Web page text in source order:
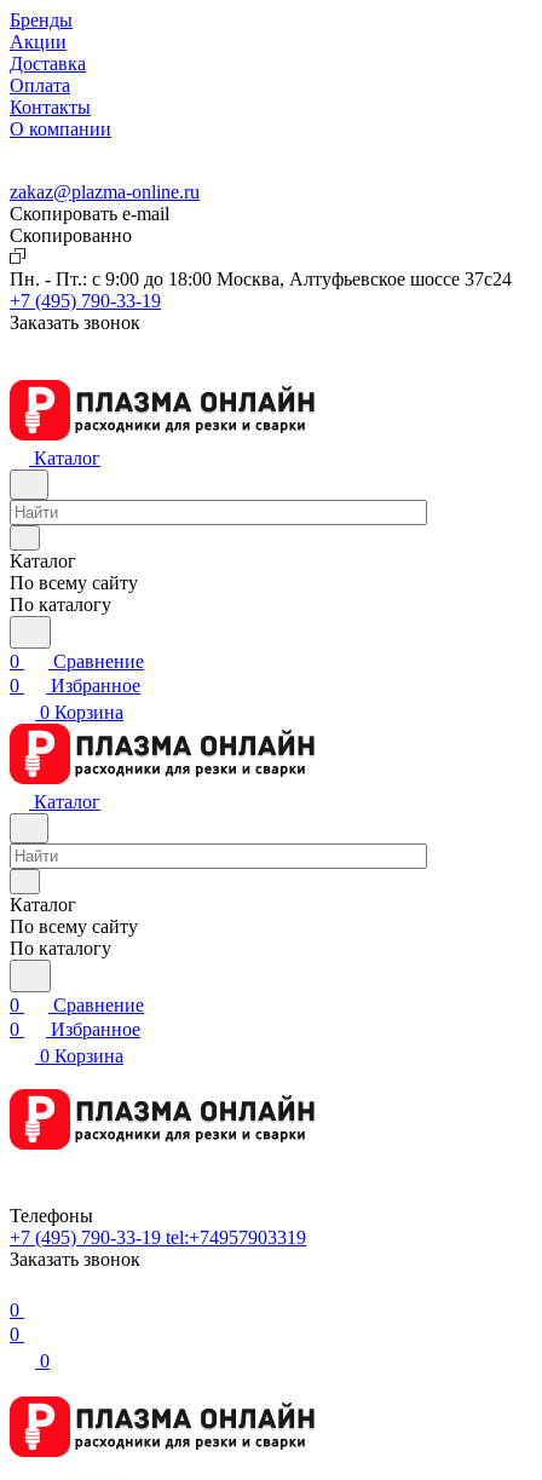
Бренды
Акции
Доставка
Оплата
Контакты
О компании
zakaz@plazma-online.ru
Скопировать e-mail
Cкопированно
Пн. - Пт.: с 9:00 до 18:00 Москва, Алтуфьевское шоссе 37с24
+7 (495) 790-33-19
Заказать звонок
Каталог
Каталог
По всему сайту
По каталогу
0
Сравнение
0
Избранное
0 Корзина
Каталог
Каталог
По всему сайту
По каталогу
0
Сравнение
0
Избранное
0 Корзина
Телефоны
+7 (495) 790-33-19 tel:+74957903319
Заказать звонок
0
0
0